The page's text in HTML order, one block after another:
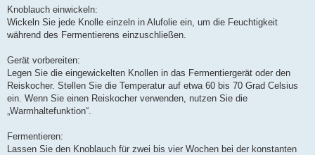
Knoblauch einwickeln:
Wickeln Sie jede Knolle einzeln in Alufolie ein, um die Feuchtigkeit
während des Fermentierens einzuschließen.
Gerät vorbereiten:
Legen Sie die eingewickelten Knollen in das Fermentiergerät oder den
Reiskocher. Stellen Sie die Temperatur auf etwa 60 bis 70 Grad Celsius
ein. Wenn Sie einen Reiskocher verwenden, nutzen Sie die
„Warmhaltefunktion“.
Fermentieren:
Lassen Sie den Knoblauch für zwei bis vier Wochen bei der konstanten